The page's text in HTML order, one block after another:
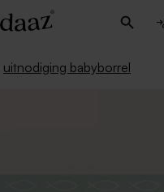
uitnodiging babyborrel